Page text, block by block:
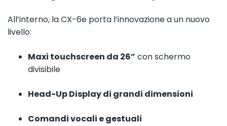
All’interno, la CX-6e porta l’innovazione a un nuovo
livello:
Maxi touchscreen da 26” con schermo
divisibile
Head-Up Display di grandi dimensioni
Comandi vocali e gestuali